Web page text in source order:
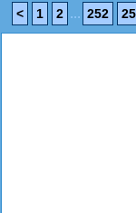
< 1 2 ... 252